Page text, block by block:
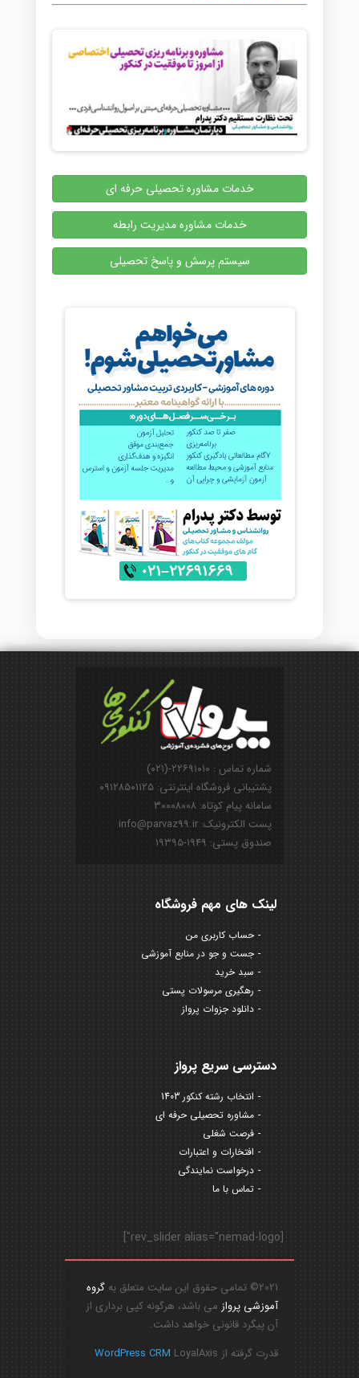
خدمات مشاوره تحصیلی حرفه ای
خدمات مشاوره مدیریت رابطه
سیستم پرسش و پاسخ تحصیلی
شماره تماس : ۲۲۶۹۱۰۱۰-(۰۲۱)
پشتیبانی فروشگاه اینترنتی: ۰۹۱۲۸۵۰۱۱۲۵
سامانه پیام کوتاه: ۳۰۰۰۸۰۰۸
پست الکترونیک: info@parvaz99.ir
صندوق پستی: ۱۹۴۹-۱۹۳۹۵
لینک های مهم فروشگاه
حساب کاربری من
جست و جو در منابع آموزشی
سبد خرید
رهگیری مرسولات پستی
دانلود جزوات پرواز
دسترسی سریع پرواز
انتخاب رشته کنکور 1403
مشاوره تحصیلی حرفه ای
فرصت شغلی
افتخارات و اعتبارات
درخواست نمایندگی
تماس با ما
[rev_slider alias="nemad-logo"]
2021© تمامی حقوق این سایت متعلق به
گروه
آموزشی پرواز می باشد، هرگونه کپی برداری از
آن پیگرد قانونی خواهد داشت.
قدرت گرفته از
WordPress CRM LoyalAxis